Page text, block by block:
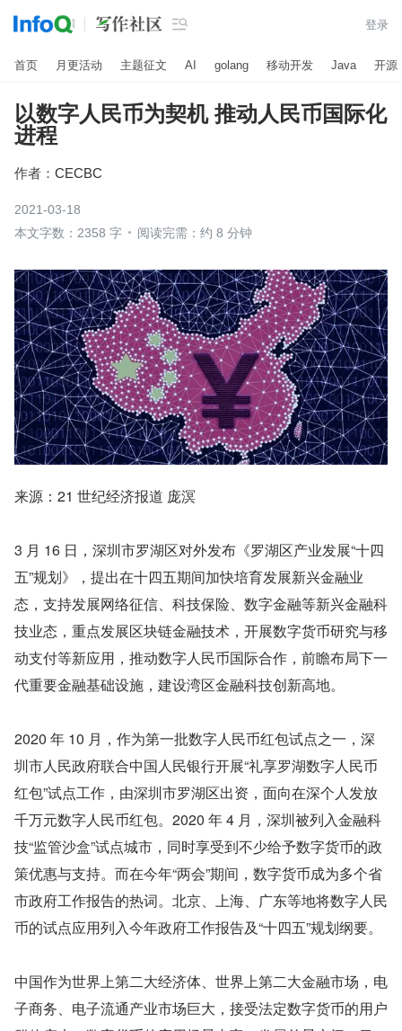
 登录
首页 月更活动 主题征文 AI golang 移动开发 Java 开源
以数字人民币为契机 推动人民币国际化
进程
作者： CECBC
2021-03-18
本文字数：2358 字
阅读完需：约 8 分钟
来源：21 世纪经济报道 庞溟
3 月 16 日，深圳市罗湖区对外发布《罗湖区产业发展“十四
五”规划》，提出在十四五期间加快培育发展新兴金融业
态，支持发展网络征信、科技保险、数字金融等新兴金融科
技业态，重点发展区块链金融技术，开展数字货币研究与移
动支付等新应用，推动数字人民币国际合作，前瞻布局下一
代重要金融基础设施，建设湾区金融科技创新高地。
2020 年 10 月，作为第一批数字人民币红包试点之一，深
圳市人民政府联合中国人民银行开展“礼享罗湖数字人民币
红包”试点工作，由深圳市罗湖区出资，面向在深个人发放
千万元数字人民币红包。2020 年 4 月，深圳被列入金融科
技“监管沙盒”试点城市，同时享受到不少给予数字货币的政
策优惠与支持。而在今年“两会”期间，数字货币成为多个省
市政府工作报告的热词。北京、上海、广东等地将数字人民
币的试点应用列入今年政府工作报告及“十四五”规划纲要。
中国作为世界上第二大经济体、世界上第二大金融市场，电
子商务、电子流通产业市场巨大，接受法定数字货币的用户